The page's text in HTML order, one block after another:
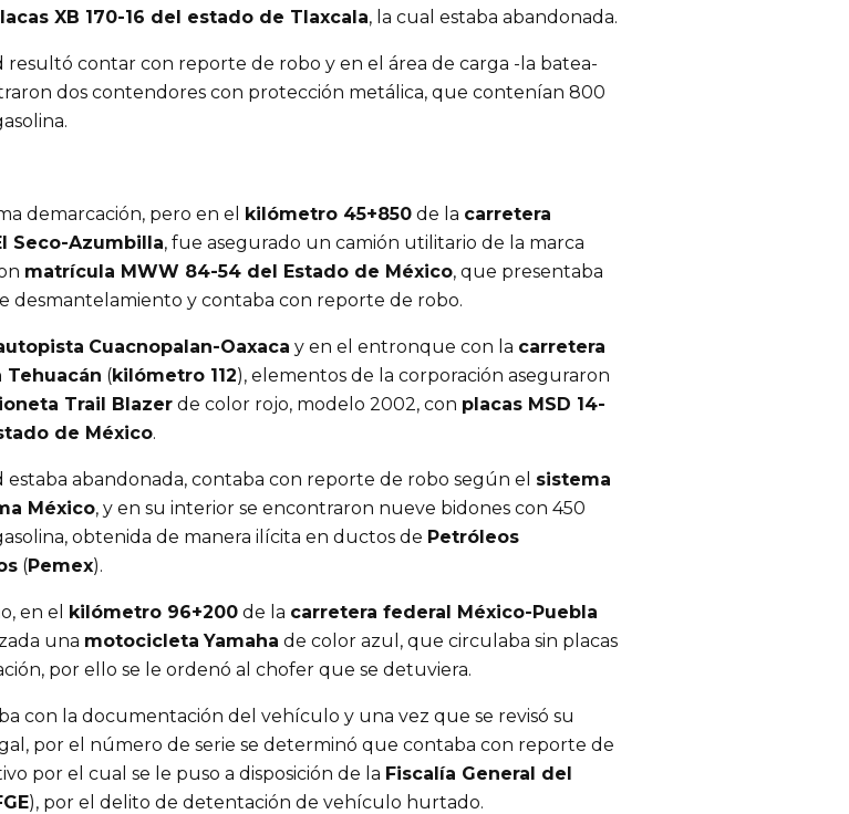
XB 170-16 del estado de Tlaxcala, la cual estaba abandonada.
resultó contar con reporte de robo y en el área de carga -la batea-
dos contendores con protección metálica, que contenían 800
demarcación, pero en el kilómetro 45+850 de la carretera
Seco-Azumbilla, fue asegurado un camión utilitario de la marca
matrícula MWW 84-54 del Estado de México, que presentaba
desmantelamiento y contaba con reporte de robo.
Cuacnopalan-Oaxaca y en el entronque con la carretera
Tehuacán (kilómetro 112), elementos de la corporación aseguraron
Trail Blazer de color rojo, modelo 2002, con placas MSD 14-
de México.
estaba abandonada, contaba con reporte de robo según el sistema
México, y en su interior se encontraron nueve bidones con 450
obtenida de manera ilícita en ductos de Petróleos
(Pemex).
en el kilómetro 96+200 de la carretera federal México-Puebla
una motocicleta Yamaha de color azul, que circulaba sin placas
por ello se le ordenó al chofer que se detuviera.
con la documentación del vehículo y una vez que se revisó su
por el número de serie se determinó que contaba con reporte de
por el cual se le puso a disposición de la Fiscalía General del
), por el delito de detentación de vehículo hurtado.